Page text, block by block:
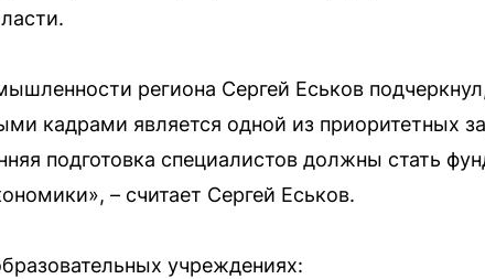
региона Сергей Еськов
кадрами является одной из приоритетных
подготовка специалистов должны стать
– считает Сергей Еськов.
учреждениях: